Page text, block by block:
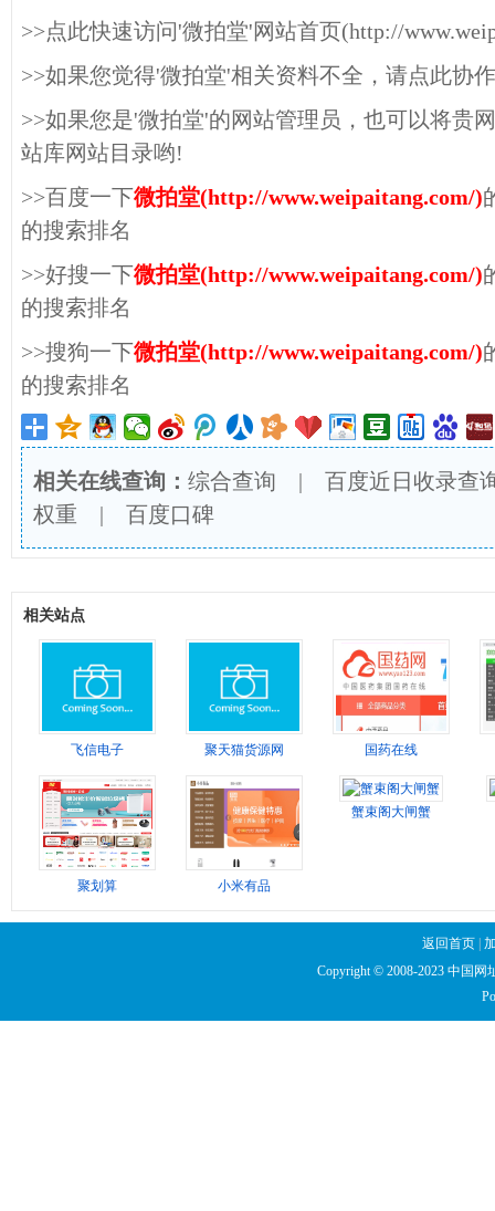
>>点此快速访问'微拍堂'网站首页(http://
>>如果您觉得'微拍堂'相关资料不全，请点此协
>>如果您是'微拍堂'的网站管理员，也可以将贵
站库网站目录哟!
>>百度一下微拍堂(http://www.weipaitang.com/)
的搜索排名
>>好搜一下微拍堂(http://www.weipaitang.com/)
的搜索排名
>>搜狗一下微拍堂(http://www.weipaitang.com/)
的搜索排名
相关在线查询： 综合查询 | 百度近日收录查
权重 | 百度口碑
相关站点
飞信电子 聚天猫货源网 国药在线
聚划算 小米有品
蟹束阁大闸蟹
返回首页
Copyright © 2008-2023 中国网